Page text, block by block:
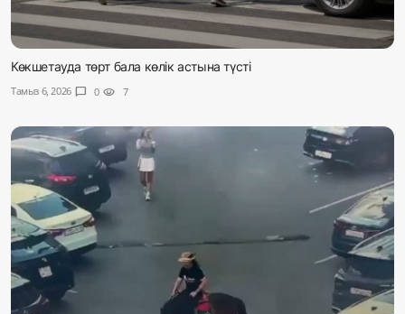
Көкшетауда төрт бала көлік астына түсті
Тамыз 6, 2026 chat_bubble 0 visibility 7